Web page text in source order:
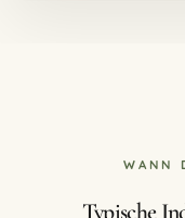
WANN
Typische